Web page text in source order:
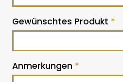
Gewünschtes Produkt *
Anmerkungen *